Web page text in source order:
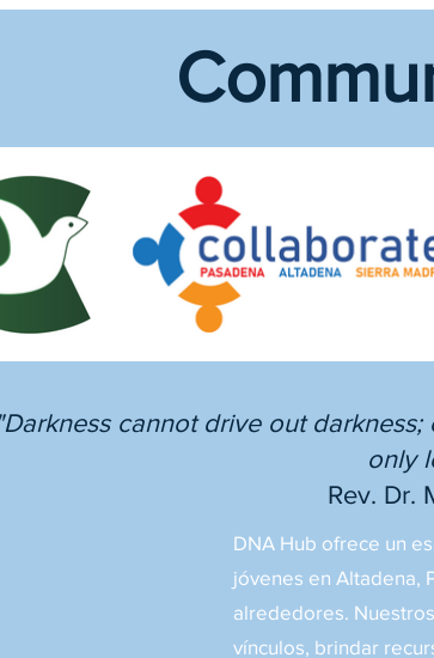
"Darkness cannot drive out
only
Rev. Dr.
DNA Hub ofrece un
jóvenes en Altadena,
alrededores.
vínculos, brindar